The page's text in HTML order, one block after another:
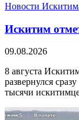
Новости
Искитим
09.08.2026
8 августа
развернулся
тысячи